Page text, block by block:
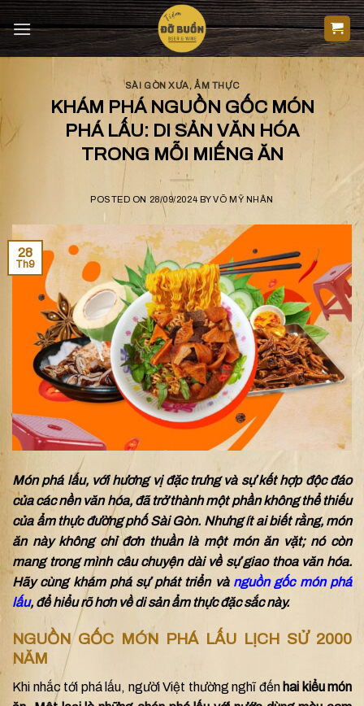
Skip
to
content
SÀI GÒN XƯA,ẨM THỰC
KHÁM PHÁ NGUỒN GỐC MÓN
PHÁ LẤU: DI SẢN VĂN HÓA
TRONG MỖI MIẾNG ĂN
POSTED ON 28/09/2024 BYVÕ MỸ NHÂN
28
Th9
Món phá lấu, với hương vị đặc trưng và sự kết hợp độc đáo
của các nền văn hóa, đã trở thành một phần không thể thiếu
của ẩm thực đường phố Sài Gòn. Nhưng ít ai biết rằng, món
ăn này không chỉ đơn thuần là một món ăn vặt; nó còn
mang trong mình câu chuyện dài về sự giao thoa văn hóa.
Hãy cùng khám phá sự phát triển và nguồn gốc món phá
lấu, để hiểu rõ hơn về di sản ẩm thực đặc sắc này.
NGUỒN GỐC MÓN PHÁ LẤU LỊCH SỬ 2000
NĂM
Khi nhắc tới phá lấu, người Việt thường nghĩ đến hai kiểu món